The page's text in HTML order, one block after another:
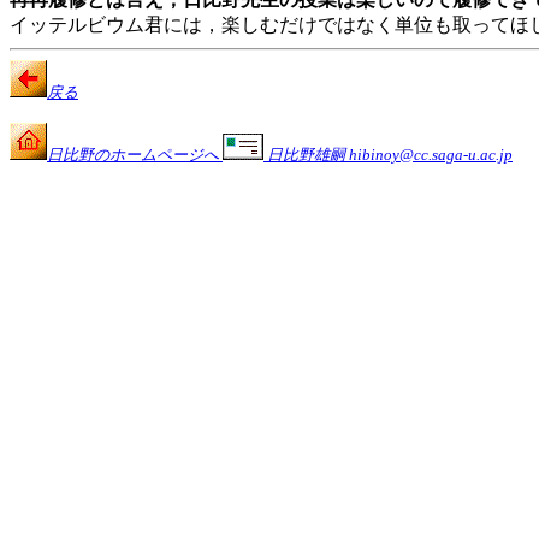
イッテルビウム君には，楽しむだけではなく単位も取ってほ
戻る
日比野のホームページへ 日比野雄嗣 hibinoy@cc.saga-u.ac.jp